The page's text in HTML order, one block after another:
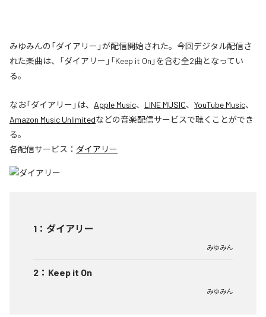
みゆみんの「ダイアリー」が配信開始された。今回デジタル配信さ
れた楽曲は、「ダイアリー」「Keep it On」を含む全2曲となってい
る。
なお「ダイアリー 」は、 Apple Music、 LINE MUSIC、 YouTube Music、
Amazon Music Unlimitedなどの音楽配信サービスで聴くことができ
る。
各配信サービス： ダイアリー
1 ： ダイアリー
みゆみん
2 ： Keep it On
みゆみん